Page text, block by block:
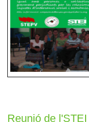
Reunió de